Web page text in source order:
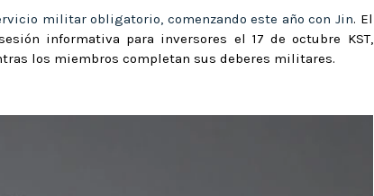
militar obligatorio, comenzando este año con Jin. El
informativa para inversores el 17 de octubre KST,
los miembros completan sus deberes militares.